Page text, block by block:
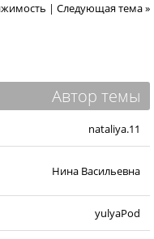
| Следующая тема »
Автор темы
nataliya.11
Нина Васильевна
yulyaPod